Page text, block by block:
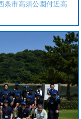
条市高須公園付近高